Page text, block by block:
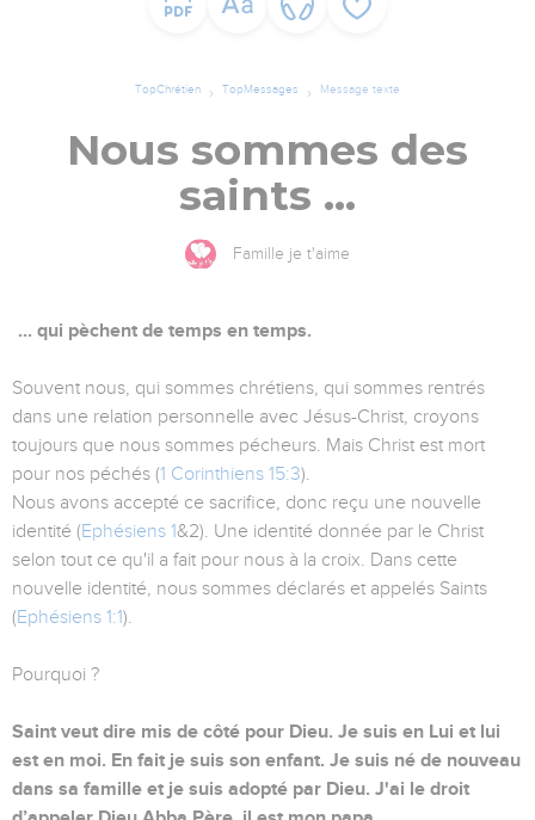
TopChrétien TopMessages Message texte
Nous sommes des
saints ...
Famille je t'aime
... qui pèchent de temps en temps.
Souvent nous, qui sommes chrétiens, qui sommes rentrés
dans une relation personnelle avec Jésus-Christ, croyons
toujours que nous sommes pécheurs. Mais Christ est mort
pour nos péchés (1 Corinthiens 15:3).
Nous avons accepté ce sacrifice, donc reçu une nouvelle
identité (Ephésiens 1&2). Une identité donnée par le Christ
selon tout ce qu'il a fait pour nous à la croix. Dans cette
nouvelle identité, nous sommes déclarés et appelés Saints
(Ephésiens 1:1).
Pourquoi ?
Saint veut dire mis de côté pour Dieu. Je suis en Lui et lui
est en moi. En fait je suis son enfant. Je suis né de nouveau
dans sa famille et je suis adopté par Dieu. J'ai le droit